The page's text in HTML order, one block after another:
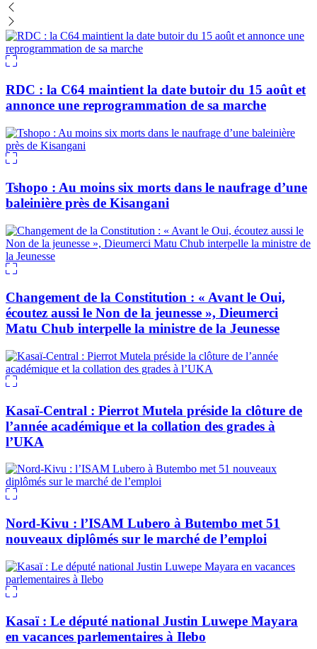
RDC : la C64 maintient la date butoir du 15 août et
annonce une reprogrammation de sa marche
Tshopo : Au moins six morts dans le naufrage d’une
baleinière près de Kisangani
Changement de la Constitution : « Avant le Oui,
écoutez aussi le Non de la jeunesse », Dieumerci
Matu Chub interpelle la ministre de la Jeunesse
Kasaï-Central : Pierrot Mutela préside la clôture de
l’année académique et la collation des grades à
l’UKA
Nord-Kivu : l’ISAM Lubero à Butembo met 51
nouveaux diplômés sur le marché de l’emploi
Kasaï : Le député national Justin Luwepe Mayara
en vacances parlementaires à Ilebo